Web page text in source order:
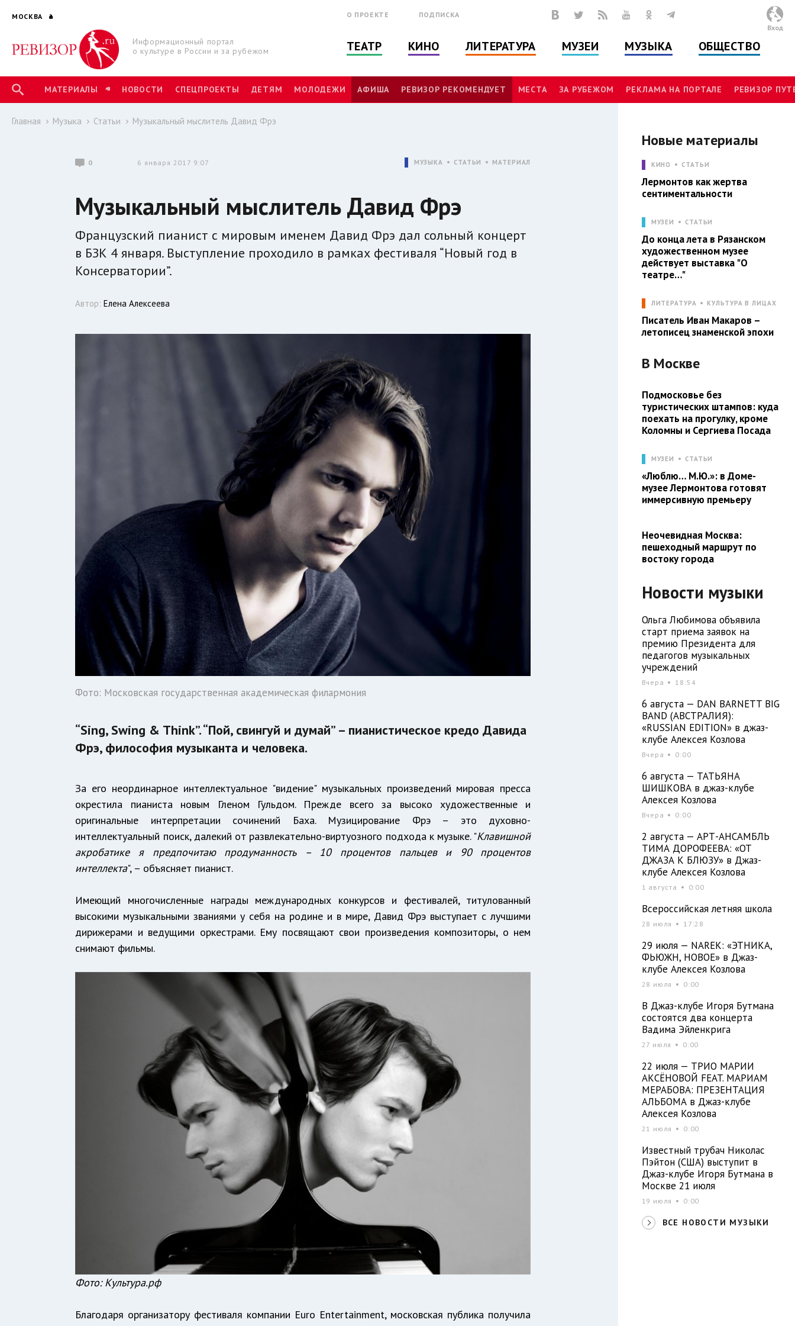
МОСКВА
Информационный портал
о культуре в России и за рубежом
О ПРОЕКТЕ ПОДПИСКА
ТЕАТР КИНО ЛИТЕРАТУРА МУЗЕИ МУЗЫКА ОБЩЕСТВО
Вход
МАТЕРИАЛЫ НОВОСТИ СПЕЦПРОЕКТЫ ДЕТЯМ МОЛОДЕЖИ АФИША РЕВИЗОР РЕКОМЕНДУЕТ МЕСТА ЗА РУБЕЖОМ РЕКЛАМА НА ПОРТАЛЕ РЕВИЗОР
Главная Музыка Статьи Музыкальный мыслитель Давид Фрэ
0 6 января 2017 9:07 МУЗЫКА СТАТЬИ МАТЕРИАЛ
Музыкальный мыслитель Давид Фрэ
Французский пианист с мировым именем Дaвид Фрэ дал сольный концерт
в БЗК 4 января. Выступление проходило в рамках фестиваля “Новый год в
Консерватории”.
Автор:Елена Алексеева
Фото: Московская государственная академическая филармония
“Sing, Swing & Think”. “Пой, свингуй и думай” – пианистическое кредо Дaвида
Фрэ, философия музыканта и человека.
За его неординарное интеллектуальное "видение" музыкальных произведений мировая пресса
окрестила пианиста новым Гленом Гульдом. Прежде всего за высоко художественные и
оригинальные интерпретации сочинений Баха. Музицирование Фрэ – это духовно-
интеллектуальный поиск, далекий от развлекательно-виртуозного подхода к музыке. "Клавишной
акробатике я предпочитаю продуманность – 10 процентов пальцев и 90 процентов
интеллекта", – объясняет пианист.
Имеющий многочисленные награды международных конкурсов и фестивалей, титулованный
высокими музыкальными званиями у себя на родине и в мире, Давид Фрэ выступает с лучшими
дирижерами и ведущими оркестрами. Ему посвящают свои произведения композиторы, о нем
снимают фильмы.
Фото: Культура.рф
Благодаря организатору фестиваля компании Euro Entertainment, московская публика получила
Новые материалы
КИНО СТАТЬИ
Лермонтов как жертва
сентиментальности
МУЗЕИ СТАТЬИ
До конца лета в Рязанском
художественном музее
действует выставка "О
театре…"
ЛИТЕРАТУРА КУЛЬТУРА В ЛИЦАХ
Писатель Иван Макаров –
летописец знаменской эпохи
В Москве
Подмосковье без
туристических штампов: куда
поехать на прогулку, кроме
Коломны и Сергиева Посада
МУЗЕИ СТАТЬИ
«Люблю… М.Ю.»: в Доме-
музее Лермонтова готовят
иммерсивную премьеру
Неочевидная Москва:
пешеходный маршрут по
востоку города
Новости музыки
Ольга Любимова объявила
старт приема заявок на
премию Президента для
педагогов музыкальных
учреждений
Вчера 18:54
6 августа — DAN BARNETT BIG
BAND (АВСТРАЛИЯ):
«RUSSIAN EDITION» в джаз-
клубе Алексея Козлова
Вчера 0:00
6 августа — ТАТЬЯНА
ШИШКОВА в джаз-клубе
Алексея Козлова
Вчера 0:00
2 августа — АРТ-АНСАМБЛЬ
ТИМА ДОРОФЕЕВА: «ОТ
ДЖАЗА К БЛЮЗУ» в Джаз-
клубе Алексея Козлова
1 августа 0:00
Всероссийская летняя школа
28 июля 17:28
29 июля — NAREK: «ЭТНИКА,
ФЬЮЖН, НОВОЕ» в Джаз-
клубе Алексея Козлова
28 июля 0:00
В Джаз-клубе Игоря Бутмана
состоятся два концерта
Вадима Эйленкрига
27 июля 0:00
22 июля — ТРИО МАРИИ
АКСЁНОВОЙ FEAT. МАРИАМ
МЕРАБОВА: ПРЕЗЕНТАЦИЯ
АЛЬБОМА в Джаз-клубе
Алексея Козлова
21 июля 0:00
Известный трубач Николас
Пэйтон (США) выступит в
Джаз-клубе Игоря Бутмана в
Москве 21 июля
19 июля 0:00
ВСЕ НОВОСТИ МУЗЫКИ